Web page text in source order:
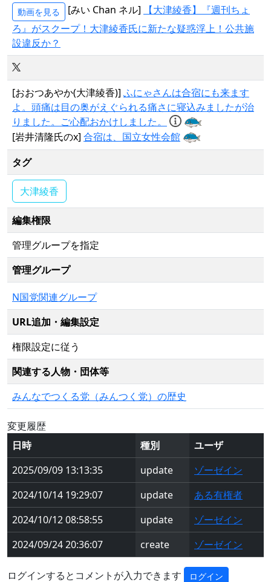
動画を見る [みい Chan ネル]
【大津綾香】『週刊ちょ
ろ』がスクープ！大津綾香氏に新たな疑惑浮上！公共施
設違反か？
[おおつあやか(大津綾香)] ふにゃさんは合宿にも来ます
よ。頭痛は目の奥がえぐられる痛さに寝込みましたが治
りました。ご心配おかけしました。
[岩井清隆氏のx] 合宿は、国立女性会館
タグ
大津綾香
編集権限
管理グループを指定
管理グループ
N国党関連グループ
URL追加・編集設定
権限設定に従う
関連する人物・団体等
みんなでつくる党（みんつく党）の歴史
変更履歴
日時
種別
ユーザ
2025/09/09 13:13:35
update
ゾーゼイン
2024/10/14 19:29:07
update
ある有権者
2024/10/12 08:58:55
update
ゾーゼイン
2024/09/24 20:36:07
create ゾーゼイン
ログインするとコメントが入力できます ログイン